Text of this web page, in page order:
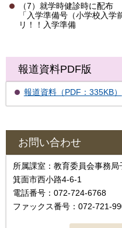
（7）就学時健診時に配布
「入学準備号（小学校入
リ！！入学準備
報道資料PDF版
報道資料（PDF：335KB）
お問い合わせ
所属課室：教育委員会事務
箕面市西小路4‐6‐1
電話番号：072-724-6768
ファックス番号：072-721-